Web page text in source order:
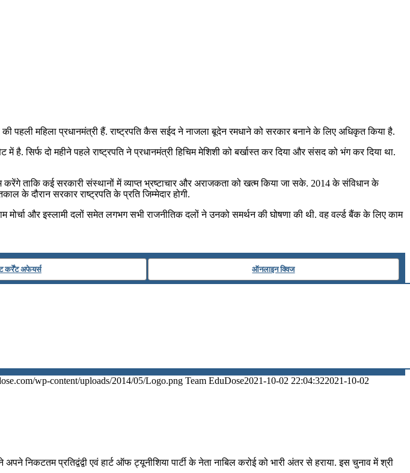
पहली महिला प्रधानमंत्री हैं. राष्ट्रपति कैस सईद ने नाजला बूदेन रमधाने को सरकार बनाने के लिए अधिकृत किया है.
सिर्फ दो महीने पहले राष्ट्रपति ने प्रधानमंत्री हिचिम मेशिशी को बर्खास्त कर दिया और संसद को भंग कर दिया था.
ताकि कई सरकारी संस्थानों में व्याप्त भ्रष्टाचार और अराजकता को खत्म किया जा सके. 2014 के संविधान के
के दौरान सरकार राष्ट्रपति के प्रति जिम्मेदार होगी.
और इस्लामी दलों समेत लगभग सभी राजनीतिक दलों ने उनको समर्थन की घोषणा की थी. वह वर्ल्ड बैंक के लिए काम
कर्रेंट अफेयर्स ऑनलाइन क्विज
wp-content/uploads/2014/05/Logo.png Team EduDose2021-10-02 22:04:322021-10-02
निकटतम प्रतिद्वंद्वी एवं हार्ट ऑफ ट्यूनीशिया पार्टी के नेता नाबिल करोई को भारी अंतर से हराया. इस चुनाव में श्री